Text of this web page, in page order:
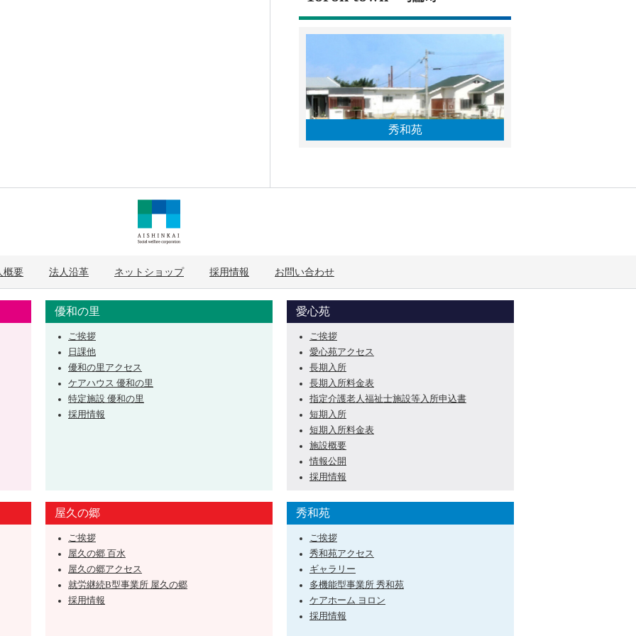
秀和苑
概要 法人沿革 ネットショップ 採用情報 お問い合わせ
優和の里
ご挨拶
日課他
優和の里アクセス
ケアハウス 優和の里
特定施設 優和の里
採用情報
愛心苑
ご挨拶
愛心苑アクセス
長期入所
長期入所料金表
指定介護老人福祉士施設等入所申込書
短期入所
短期入所料金表
施設概要
情報公開
採用情報
屋久の郷
ご挨拶
屋久の郷 百水
屋久の郷アクセス
就労継続B型事業所 屋久の郷
採用情報
秀和苑
ご挨拶
秀和苑アクセス
ギャラリー
多機能型事業所 秀和苑
ケアホーム ヨロン
採用情報